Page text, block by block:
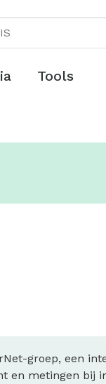
Tools
groep, een
en metingen bij